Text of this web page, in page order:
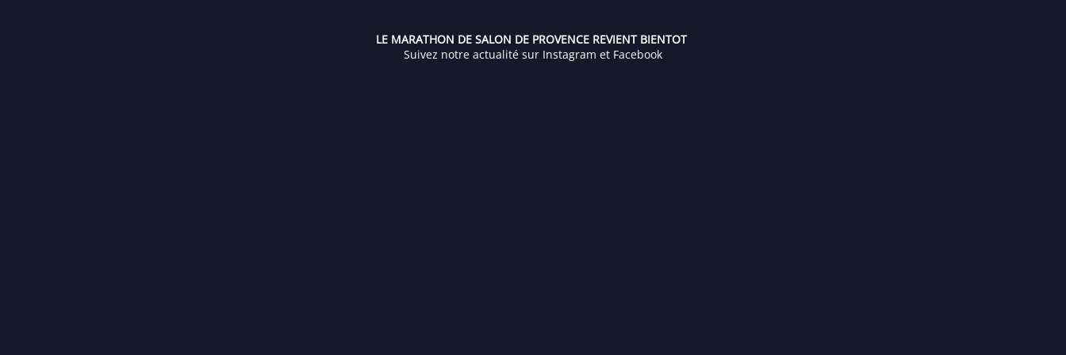
LE MARATHON DE SALON DE PROVENCE REVIENT BIENTOT
Suivez notre actualité sur Instagram et Facebook